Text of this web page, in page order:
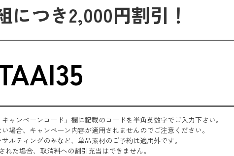
につき2,000円割引！
ャンペーンコード」欄に記載のコードを半角英数字でご入力下さい。
場合、キャンペーン内容が適用されませんのでご注意ください。
ルティングのみなど、単品素材のご予約は適用外です。
た場合、取消料への割引充当はできません。